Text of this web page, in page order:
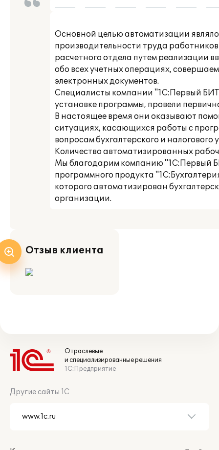
Основной целью автоматизации
производительности труда
расчетного отдела путем реализации
обо всех учетных операциях,
электронных документов.
Специалисты компании "1С:Первый
установке программы, провели
В настоящее время они оказывают
ситуациях, касающихся работы с
вопросам бухгалтерского и налогового
Количество автоматизированных
Мы благодарим компанию "1С:Первый
программного продукта
которого автоматизирован
организации.
Отзыв клиента
Отраслевые
и специализированные решения
1С:Предприятие
Другие сайты 1С